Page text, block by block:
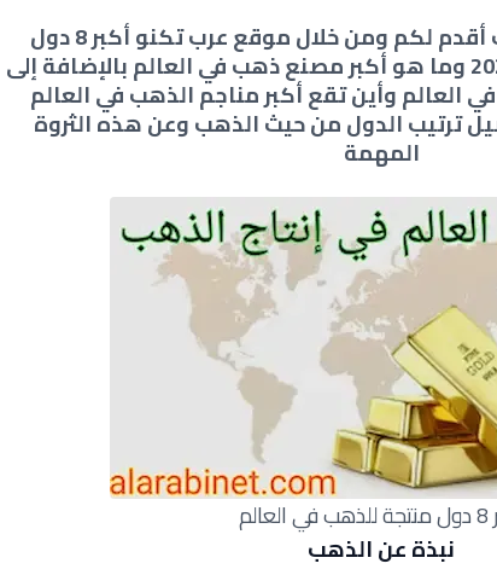
وفي هذه التدوينة سوف أقدم لكم ومن خلال موقع عرب تكنو أكبر 8 دول
منتجة للذهب في العالم 2023 وما هو أكبر مصنع ذهب في العالم بالإضافة إلى
العالم وأين تقع أكبر مناجم الذهب في العالم
ترتيب الدول من حيث الذهب وعن هذه الثروة
المهمة
نبذة عن الذهب